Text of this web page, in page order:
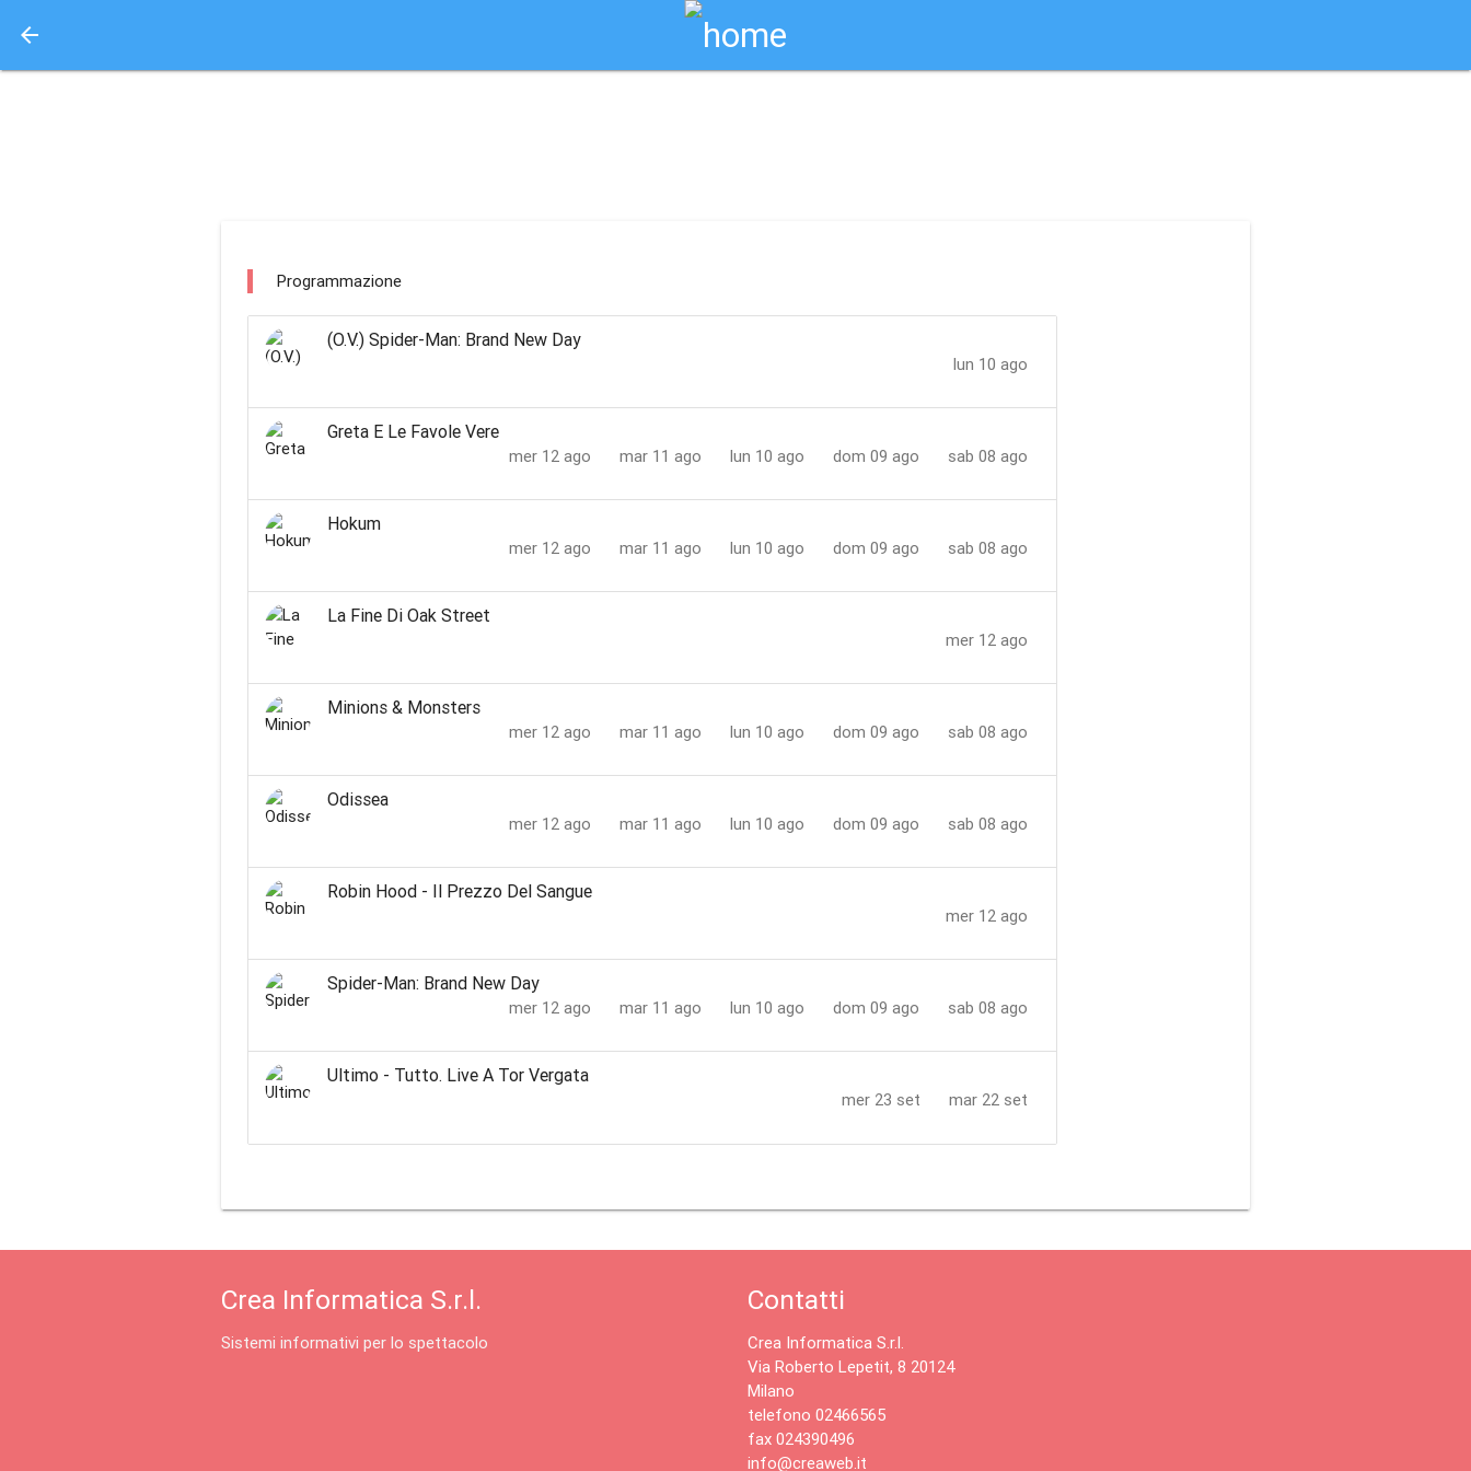
arrow_back
Programmazione
(O.V.) Spider-Man: Brand New Day
lun 10 ago
Greta E Le Favole Vere
sab 08 ago
dom 09 ago
lun 10 ago
mar 11 ago
mer 12 ago
Hokum
sab 08 ago
dom 09 ago
lun 10 ago
mar 11 ago
mer 12 ago
La Fine Di Oak Street
mer 12 ago
Minions & Monsters
sab 08 ago
dom 09 ago
lun 10 ago
mar 11 ago
mer 12 ago
Odissea
sab 08 ago
dom 09 ago
lun 10 ago
mar 11 ago
mer 12 ago
Robin Hood - Il Prezzo Del Sangue
mer 12 ago
Spider-Man: Brand New Day
sab 08 ago
dom 09 ago
lun 10 ago
mar 11 ago
mer 12 ago
Ultimo - Tutto. Live A Tor Vergata
mar 22 set
mer 23 set
Crea Informatica S.r.l.
Sistemi informativi per lo spettacolo
Contatti
Crea Informatica S.r.l.
Via Roberto Lepetit, 8 20124
Milano
telefono 02466565
fax 024390496
info@creaweb.it